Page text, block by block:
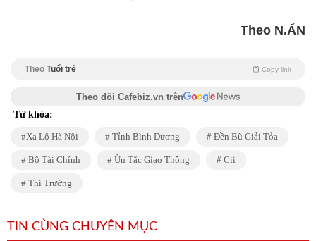
Theo N.ẨN
Theo Tuổi trẻ Copy link
Theo dõi Cafebiz.vn trên
Từ khóa:
Xa Lộ Hà Nội Tỉnh Bình Dương Đền Bù Giải Tỏa
Bộ Tài Chính Ùn Tắc Giao Thông Cii
Thị Trường
TIN CÙNG CHUYÊN MỤC